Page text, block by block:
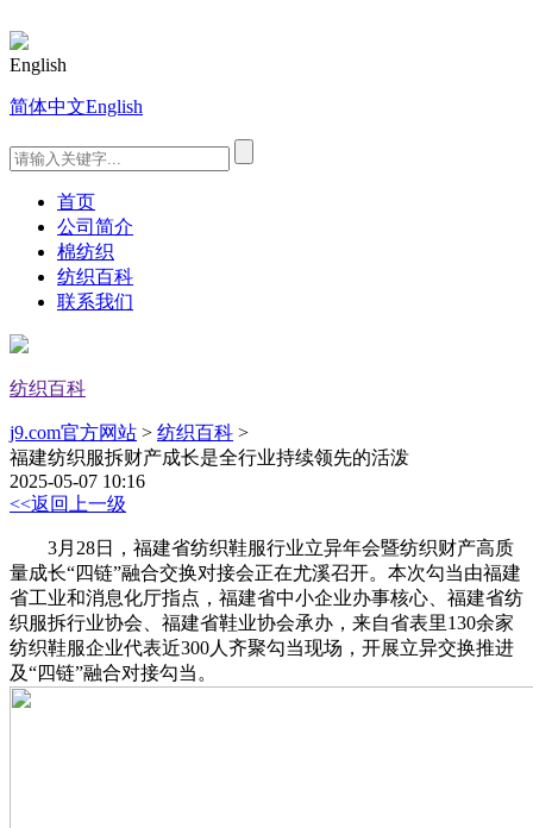
English
简体中文English
首页
公司简介
棉纺织
纺织百科
联系我们
纺织百科
j9.com官方网站 > 纺织百科 >
福建纺织服拆财产成长是全行业持续领先的活泼
2025-05-07 10:16
<<返回上一级
3月28日，福建省纺织鞋服行业立异年会暨纺织财产高质
量成长“四链”融合交换对接会正在尤溪召开。本次勾当由福建
省工业和消息化厅指点，福建省中小企业办事核心、福建省纺
织服拆行业协会、福建省鞋业协会承办，来自省表里130余家
纺织鞋服企业代表近300人齐聚勾当现场，开展立异交换推进
及“四链”融合对接勾当。